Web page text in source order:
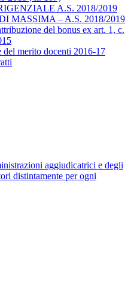
A.S. 2018/2019
MASSIMA – A.S. 2018/2019
del bonus ex art. 1, c.
del merito docenti 2016-17
aggiudicatrici e degli
distintamente per ogni